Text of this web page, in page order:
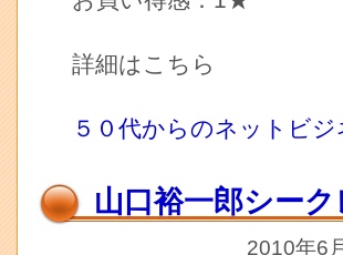
詳細はこちら
５０代からのネットビ
山口裕一郎シー
2010年6